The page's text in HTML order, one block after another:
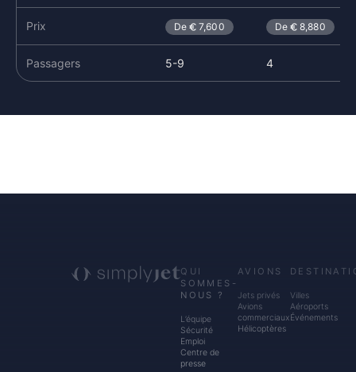
Prix De 7,600 De 8,880
Passagers 5-9 4
QUI
SOMMES-
NOUS ?
L’équipe
Sécurité
Emploi
Centre de
presse
AVIONS
Jets privés
Avions
commerciaux
Hélicoptères
Villes
Aéroports
Événements